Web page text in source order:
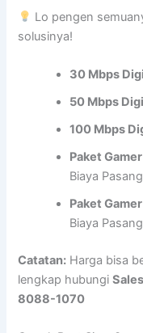
Lo pengen
solusinya!
30 Mbps
50 Mbps
100 Mbps
Paket
Biaya
Paket
Biaya
Catatan: Harga bisa
lengkap hubungi
8088-1070